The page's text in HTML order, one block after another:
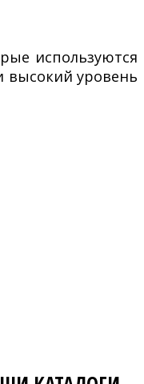
используются
высокий уровень